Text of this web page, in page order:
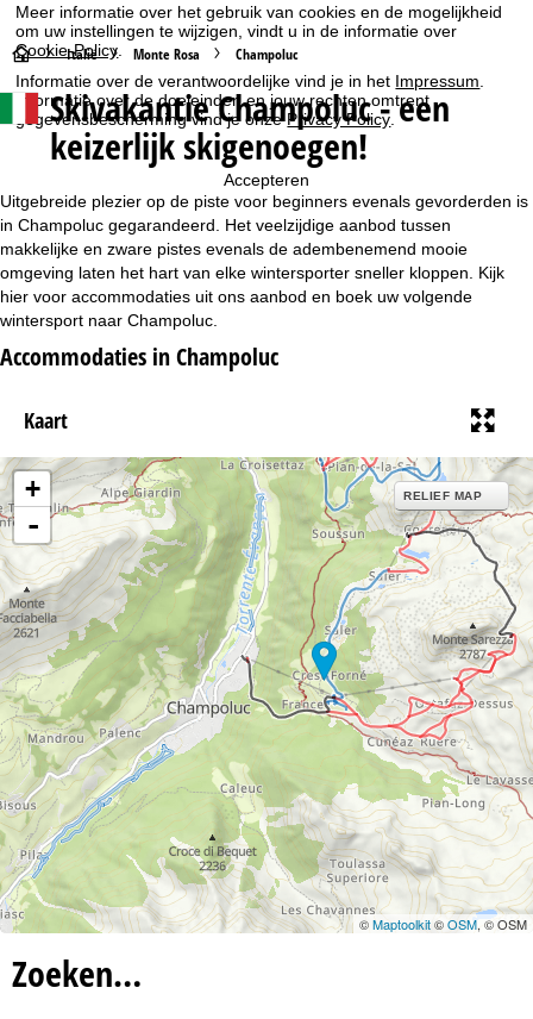
Meer informatie over het gebruik van cookies en de mogelijkheid
om uw instellingen te wijzigen, vindt u in de informatie over
Cookie-Policy
Informatie over de verantwoordelijke vind je in het Impressum
Informatie over de doeleinden en jouw rechten omtrent
gegevensbescherming vind je onzePrivacy Policy
Accepteren
S
t
r
t
p
n
a
Italië Monte Rosa Champoluc
Skivakantie Champoluc - een
keizerlijk skigenoegen!
Uitgebreide plezier op de piste voor beginners evenals gevorderden is
in Champoluc gegarandeerd. Het veelzijdige aanbod tussen
makkelijke en zware pistes evenals de adembenemend mooie
omgeving laten het hart van elke wintersporter sneller kloppen. Kijk
hier voor accommodaties uit ons aanbod en boek uw volgende
wintersport naar Champoluc.
Accommodaties in Champoluc
Kaart
+
-
RELIEF MAP
©Maptoolkit©OSM, © OSM
Zoeken…